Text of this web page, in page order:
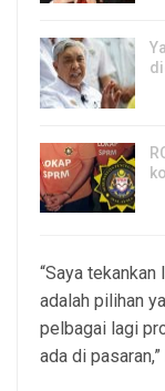
“Saya
adalah pilihan
pelbagai lagi
ada di